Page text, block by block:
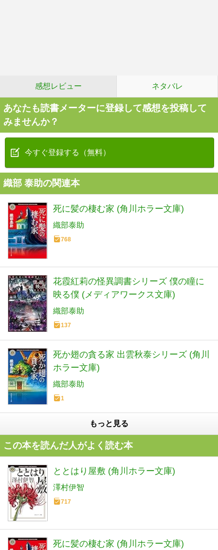
感想レビュー ネタバレ
あなたも読書メーターに登録して感想を投稿して
みませんか？
今すぐ登録する（無料）
織部 泰助の関連本
死に髪の棲む家 (角川ホラー文庫)
織部泰助
768
花霞紅莉の怪異調書シリーズ 僕の瞳に
映る僕 (メディアワークス文庫)
織部泰助
137
死か翅の貪る家 出雲秋泰シリーズ (角川
ホラー文庫)
織部泰助
1
もっと見る
この本を読んだ人がよく読む本
ととはり屋敷 (角川ホラー文庫)
澤村伊智
717
死に髪の棲む家 (角川ホラー文庫)